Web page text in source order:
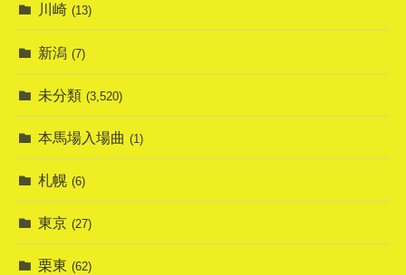
川崎 (13)
新潟 (7)
未分類 (3,520)
本馬場入場曲 (1)
札幌 (6)
東京 (27)
栗東 (62)